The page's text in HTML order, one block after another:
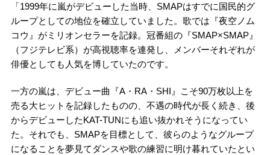
「1999年に嵐がデビューした当時、SMAPはすでに国民的グ
ループとしての地位を確立していました。歌では『夜空ノム
コウ』がミリオンセラーを記録。冠番組の『SMAP×SMAP』
（フジテレビ系）が高視聴率を連発し、メンバーそれぞれが
俳優としても人気を博していたのです。
一方の嵐は、デビュー曲『A・RA・SHI』こそ90万枚以上を
売る大ヒットを記録したものの、不遇の時代が長く続き、後
からデビューしたKAT-TUNにも追い抜かれそうになってい
た。それでも、SMAPを目標として、彼らのようなグループ
になることを夢見てダンスや歌の練習に明け暮れていたとい